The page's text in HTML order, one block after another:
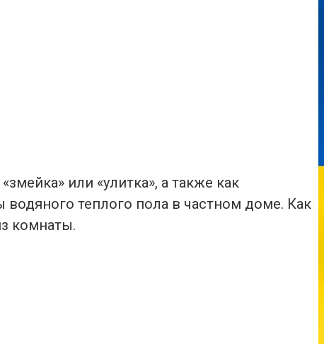
или «улитка», а также как
теплого пола в частном доме. Как
комнаты.